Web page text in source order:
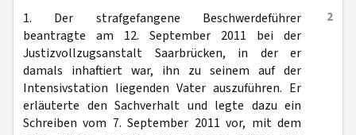
2
1. Der strafgefangene Beschwerdeführer
beantragte am 12. September 2011 bei der
Justizvollzugsanstalt Saarbrücken, in der er
damals inhaftiert war, ihn zu seinem auf der
Intensivstation liegenden Vater auszuführen. Er
erläuterte den Sachverhalt und legte dazu ein
Schreiben vom 7. September 2011 vor, mit dem